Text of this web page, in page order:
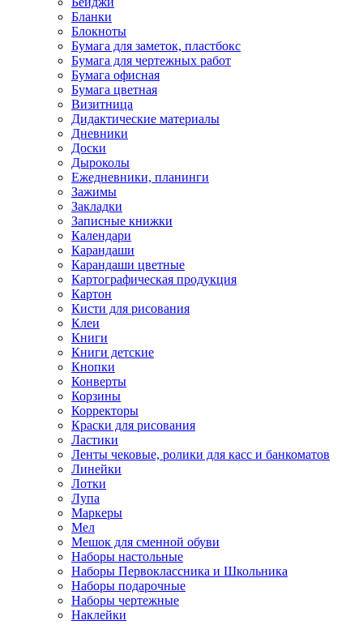
Бланки
Блокноты
Бумага для заметок, пластбокс
Бумага для чертежных работ
Бумага офисная
Бумага цветная
Визитница
Дидактические материалы
Дневники
Доски
Дыроколы
Ежедневники, планинги
Зажимы
Закладки
Записные книжки
Календари
Карандаши
Карандаши цветные
Картографическая продукция
Картон
Кисти для рисования
Клеи
Книги
Книги детские
Кнопки
Конверты
Корзины
Корректоры
Краски для рисования
Ластики
Ленты чековые, ролики для касс и банкоматов
Линейки
Лотки
Лупа
Маркеры
Мел
Мешок для сменной обуви
Наборы настольные
Наборы Первоклассника и Школьника
Наборы подарочные
Наборы чертежные
Наклейки